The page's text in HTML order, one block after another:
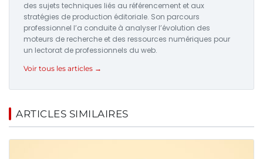
des sujets techniques liés au référencement et aux
stratégies de production éditoriale. Son parcours
professionnel l’a conduite à analyser l’évolution des
moteurs de recherche et des ressources numériques pour
un lectorat de professionnels du web.
Voir tous les articles →
ARTICLES SIMILAIRES